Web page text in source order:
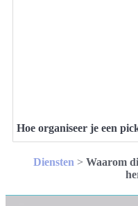
Hoe organiseer je een
Diensten > Waarom